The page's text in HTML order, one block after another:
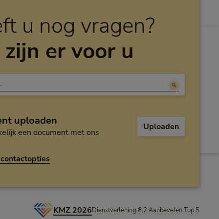
u nog vragen?
er voor u
uploaden
een document met ons
Uploaden
KMZ 2026Dienstverlening 8,2 Aanbevelen Top 5